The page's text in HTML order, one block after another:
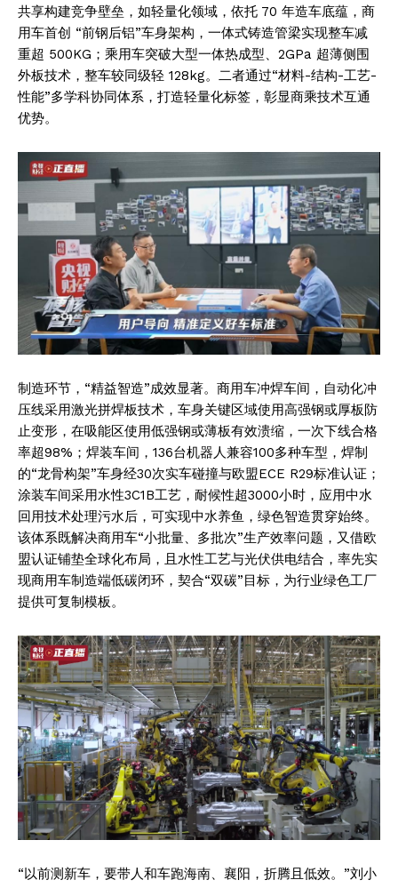
共享构建竞争壁垒，如轻量化领域，依托 70 年造车底蕴，商
用车首创 “前钢后铝”车身架构，一体式铸造管梁实现整车减
重超 500KG；乘用车突破大型一体热成型、2GPa 超薄侧围
外板技术，整车较同级轻 128kg。二者通过“材料-结构-工艺-
性能”多学科协同体系，打造轻量化标签，彰显商乘技术互通
优势。
制造环节，“精益智造”成效显著。商用车冲焊车间，自动化冲
压线采用激光拼焊板技术，车身关键区域使用高强钢或厚板防
止变形，在吸能区使用低强钢或薄板有效溃缩，一次下线合格
率超98%；焊装车间，136台机器人兼容100多种车型，焊制
的“龙骨构架”车身经30次实车碰撞与欧盟ECE R29标准认证；
涂装车间采用水性3C1B工艺，耐候性超3000小时，应用中水
回用技术处理污水后，可实现中水养鱼，绿色智造贯穿始终。
该体系既解决商用车“小批量、多批次”生产效率问题，又借欧
盟认证铺垫全球化布局，且水性工艺与光伏供电结合，率先实
现商用车制造端低碳闭环，契合“双碳”目标，为行业绿色工厂
提供可复制模板。
“以前测新车，要带人和车跑海南、襄阳，折腾且低效。”刘小